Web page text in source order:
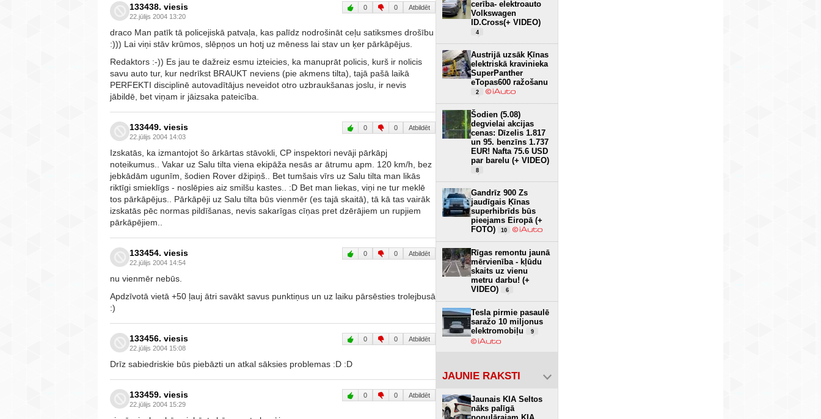
133438. viesis
22.jūlijs 2004 13:20
0 0 Atbildēt
draco Man patīk tā policejiskā patvaļa, kas palīdz nodrošināt ceļu satiksmes drošību
:))) Lai viņi stāv krūmos, slēpņos un hotj uz mēness lai stav un ķer pārkāpējus.
Redaktors :-)) Es jau te dažreiz esmu izteicies, ka manuprāt policis, kurš ir nolicis
savu auto tur, kur nedrīkst BRAUKT neviens (pie akmens tilta), tajā pašā laikā
PERFEKTI disciplinē autovadītājus neveidot otro uzbraukšanas joslu, ir nevis
jābildē, bet viņam ir jāizsaka pateicība.
133449. viesis
22.jūlijs 2004 14:03
0 0 Atbildēt
Izskatās, ka izmantojot šo ārkārtas stāvokli, CP inspektori nevāji pārkāpj
noteikumus.. Vakar uz Salu tilta viena ekipāža nesās ar ātrumu apm. 120 km/h, bez
jebkādām ugunīm, šodien Rover džipiņš.. Bet tumšais vīrs uz Salu tilta man likās
riktīgi smieklīgs - noslēpies aiz smilšu kastes.. :D Bet man liekas, viņi ne tur meklē
tos pārkāpējus.. Pārkāpēji uz Salu tilta būs vienmēr (es tajā skaitā), tā kā tas vairāk
izskatās pēc normas pildīšanas, nevis sakarīgas cīņas pret dzērājiem un rupjiem
pārkāpējiem..
133454. viesis
22.jūlijs 2004 14:54
0 0 Atbildēt
nu vienmēr nebūs.
Apdzīvotā vietā +50 ļauj ātri savākt savus punktiņus un uz laiku pārsēsties trolejbusā
:)
133456. viesis
22.jūlijs 2004 15:08
0 0 Atbildēt
Drīz sabiedriskie būs piebāzti un atkal sāksies problemas :D :D
133459. viesis
22.jūlijs 2004 15:29
0 0 Atbildēt
cerība- elektroauto
Volkswagen
ID.Cross(+ VIDEO)
4
Austrijā uzsāk Ķīnas
elektriskā kravinieka
SuperPanther
eTopas600 ražošanu
2
Šodien (5.08)
degvielai akcijas
cenas: Dīzelis 1.817
un 95. benzīns 1.737
EUR! Nafta 75.6 USD
par barelu (+ VIDEO)
8
Gandrīz 900 Zs
jaudīgais Ķīnas
superhibrīds būs
pieejams Eiropā (+
FOTO)
10
Rīgas remontu jaunā
mērvienība - kļūdu
skaits uz vienu
metru darbu! (+
VIDEO)
6
Tesla pirmie pasaulē
saražo 10 miljonus
elektromobiļu
9
JAUNIE RAKSTI
Jaunais KIA Seltos
nāks palīgā